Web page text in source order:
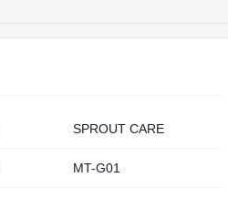
SPROUT CARE
MT-G01